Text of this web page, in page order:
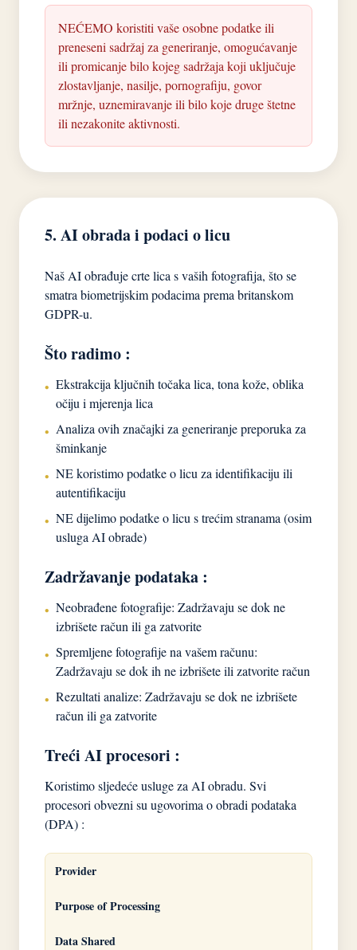
NEĆEMO koristiti vaše osobne podatke ili
preneseni sadržaj za generiranje, omogućavanje
ili promicanje bilo kojeg sadržaja koji uključuje
zlostavljanje, nasilje, pornografiju, govor
mržnje, uznemiravanje ili bilo koje druge štetne
ili nezakonite aktivnosti.
5. AI obrada i podaci o licu
Naš AI obrađuje crte lica s vaših fotografija, što se
smatra biometrijskim podacima prema britanskom
GDPR-u.
Što radimo :
• Ekstrakcija ključnih točaka lica, tona kože, oblika
očiju i mjerenja lica
• Analiza ovih značajki za generiranje preporuka za
šminkanje
• NE koristimo podatke o licu za identifikaciju ili
autentifikaciju
• NE dijelimo podatke o licu s trećim stranama (osim
usluga AI obrade)
Zadržavanje podataka :
• Neobrađene fotografije: Zadržavaju se dok ne
izbrišete račun ili ga zatvorite
• Spremljene fotografije na vašem računu:
Zadržavaju se dok ih ne izbrišete ili zatvorite račun
• Rezultati analize: Zadržavaju se dok ne izbrišete
račun ili ga zatvorite
Treći AI procesori :
Koristimo sljedeće usluge za AI obradu. Svi
procesori obvezni su ugovorima o obradi podataka
(DPA) :
Provider
Purpose of Processing
Data Shared